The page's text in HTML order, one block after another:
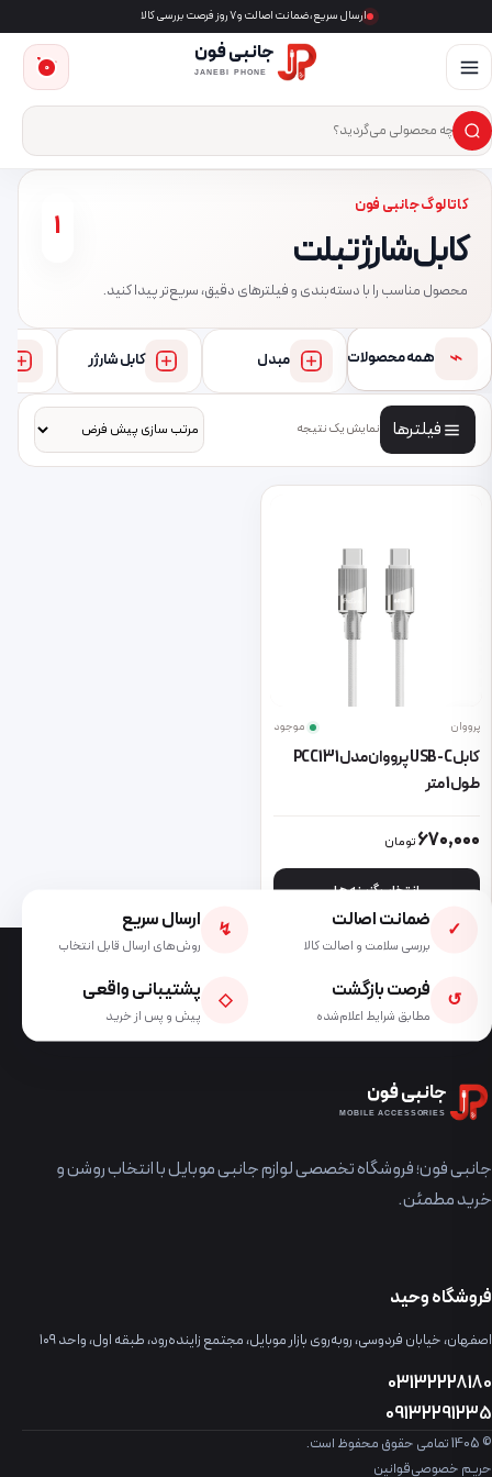
ارسال سریع، ضمانت اصالت و ۷ روز فرصت بررسی کالا
جانبی فون
JANEBI PHONE
جست‌وجوی محصول
×
0
کاتالوگ جانبی فون
کابل شارژ تبلت
محصول مناسب را با دسته‌بندی و فیلترهای دقیق، سریع‌تر پیدا کنید.
1
⌁ همه محصولات مبدل کابل شارژر
فیلترها نمایش یک نتیجه
پرووان موجود
کابل USB-C پرووان مدل PCC131
طول 1 متر
670,000تومان
انتخاب گزینه ها
این محصول دارای انواع مختلفی می باشد. گزینه ها ممکن است در
✓ ضمانت اصالت
بررسی سلامت و اصالت کالا
↯ ارسال سریع
روش‌های ارسال قابل انتخاب
↺ فرصت بازگشت
مطابق شرایط اعلام‌شده
◇ پشتیبانی واقعی
پیش و پس از خرید
جانبی فون
MOBILE ACCESSORIES
جانبی فون؛ فروشگاه تخصصی لوازم جانبی موبایل با انتخاب روشن و
خرید مطمئن.
فروشگاه وحید
اصفهان، خیابان فردوسی، روبه‌روی بازار موبایل، مجتمع زاینده‌رود، طبقه اول، واحد ۱۰۹
03132228180
09132291235
© 1405 تمامی حقوق محفوظ است.
حریم خصوصیقوانین